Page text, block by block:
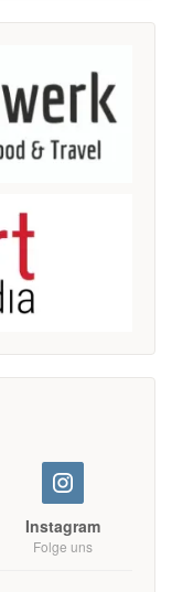
Instagram
Folge uns